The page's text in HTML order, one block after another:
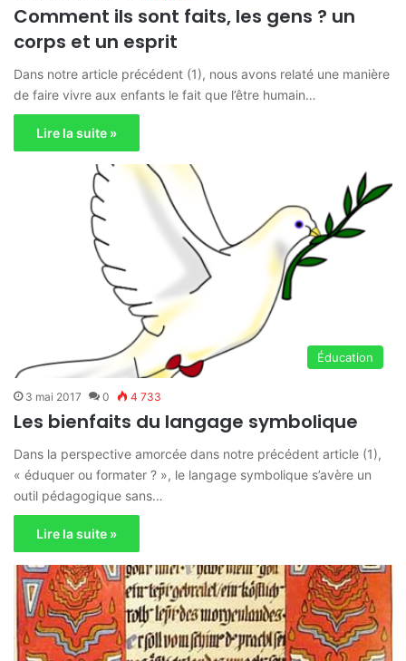
Comment ils sont faits, les gens ? un
corps et un esprit
Dans notre article précédent (1), nous avons relaté une manière
de faire vivre aux enfants le fait que l’être humain…
Lire la suite »
Éducation
3 mai 2017 0 4 733
Les bienfaits du langage symbolique
Dans la perspective amorcée dans notre précédent article (1),
« éduquer ou formater ? », le langage symbolique s’avère un
outil pédagogique sans…
Lire la suite »